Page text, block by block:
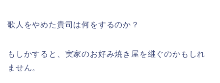
歌人をやめた貴司は何をするのか？
もしかすると、実家のお好み焼き屋を継ぐのかもしれ
ません。